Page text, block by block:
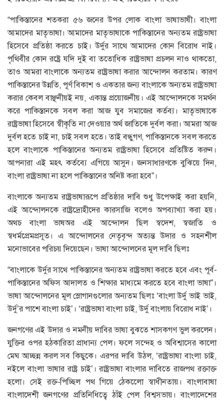
“পাকিস্তানের শতকরা ৫৬ জনের উপর লোক বাংলা ভাষাভাষী। বাংলা
আমাদের মাতৃভাষা। আমাদের মাতৃভাষাকে পাকিস্তানের অন্যতম রাষ্ট্রভাষা
হিসেবে প্রতিষ্ঠা করতে চাই। উর্দুর সাথে আমাদের কোন বিরোধ নাই।
পৃথিবীর কোন রষ্ট্রে যদি দুই বা ততোধিক রাষ্ট্রভাষা প্রচলন নাও থাকতো,
তাও আমরা বাংলাকে অন্যতম রাষ্ট্রভাষা করার আন্দোলন করতাম। কারণ
পাকিস্তানের উন্নতি, পূর্ণ বিকাশ ও একতার জন্য বাংলাকে অন্যতম রাষ্ট্রভাষা
করার কেবল বাঞ্ছনীয়ই নয়, একান্ত প্রয়োজনীয়। এই আন্দোলনকে সমর্থন
করে পাকিস্তানকে সবল করা আজ যুব সমাজের কর্তব্য। মাতৃভাষাকে
রাষ্ট্রভাষা হিসেবে স্বীকৃতি না দেওয়ার অর্থ জাতিকে দুর্বল করা। আমরা আজ
দুর্বল হতে চাই না, চাই সবল হতে। তাই বন্ধুগণ, পাকিস্তানকে সবল করতে
হলে বাংলাকে পাকিস্তানের অন্যতম রাষ্ট্রভাষা হিসেবে প্রতিষ্টিত করুন।
আপনারা এই মহৎ কর্তব্যে এগিয়ে আসুন। জনসাধারণকে বুঝিয়ে দিন,
বাংলা রাষ্ট্রভাষা না হলে পাকিস্তানের অনিষ্ট করা হবে”।
বাংলাকে অন্যতম রাষ্ট্রভাষারূপে প্রতিষ্ঠার দাবি শুধু উপেক্ষাই করা হয়নি,
এই আন্দোলনকে রাষ্ট্রদ্রোহীদের কারসাজি বলেও অপব্যাখ্যা করা হয়।
অথচ বাংলা ভাষঅর এই আন্দোলন ছিল স্বদেশ, স্বজাতি ও
স্বধর্মপ্রেমপ্রসূত। এ আন্দোলনের নেতৃবৃন্দ অত্যন্ত উদার ও সহনশীল
মনোভাবের পরিচয় দিয়েছেন। ভাষা আন্দোলনের মূল দাবি ছিলঃ
“বাংলাকে উর্দুর সাথে পাকিস্তানের অন্যতম রাষ্ট্রভাষা করতে হবে এবং পূর্ব-
পাকিস্তানের অফিস আদালত ও শিক্ষার মাধ্যমে করতে হবে বাংলা ভাষা”।
ভাষা আন্দোলনের মূল স্লোগানগুলোর অন্যতম ছিলঃ ‘বাংলা উর্দু ভাই ভাই,
উর্দু’র পাশে বাংলা চাই’। ‘রাষ্ট্রভাষা বাংলা চাই, উর্দু বাংলায় বিরোধ নাই’।
জনগণের এই উদার ও নমনীয় দাবির ভাষা বুঝতে শাসকগণ ভুল করলেন।
যুক্তির ওপর হঠকারিতা প্রাধান্য পেল। ফলে সন্দেহ ও অবিশ্বাসের কালো
মেঘ আচ্ছন্ন করল সব কিছুকে। এরপর দাবি উঠল, ‘রাষ্ট্রভাষা বাংলা চাই,
নইলে বাংলা ভাষার রাষ্ট্র চাই’। রাষ্ট্রভাষা বাংলার দাবিতে রাজপথ রক্তাক্ত
হলো। সেই রক্ত-পিচ্ছিল পথ গিয়ে ঠেকলেো স্বাধীনতায়। বাংলাবাষা
বাংলাদেশী জনগণের প্রতিনিধিত্বে ঠাঁই পেল বিশ্বসভায়। বাংলাদেশের